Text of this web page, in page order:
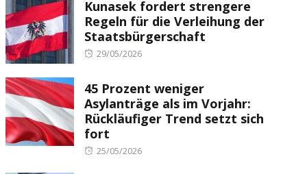
Kunasek fordert strengere
Regeln für die Verleihung der
Staatsbürgerschaft
Posted
29/05/2026
45 Prozent weniger
Asylanträge als im Vorjahr:
Rückläufiger Trend setzt sich
fort
Posted
25/05/2026